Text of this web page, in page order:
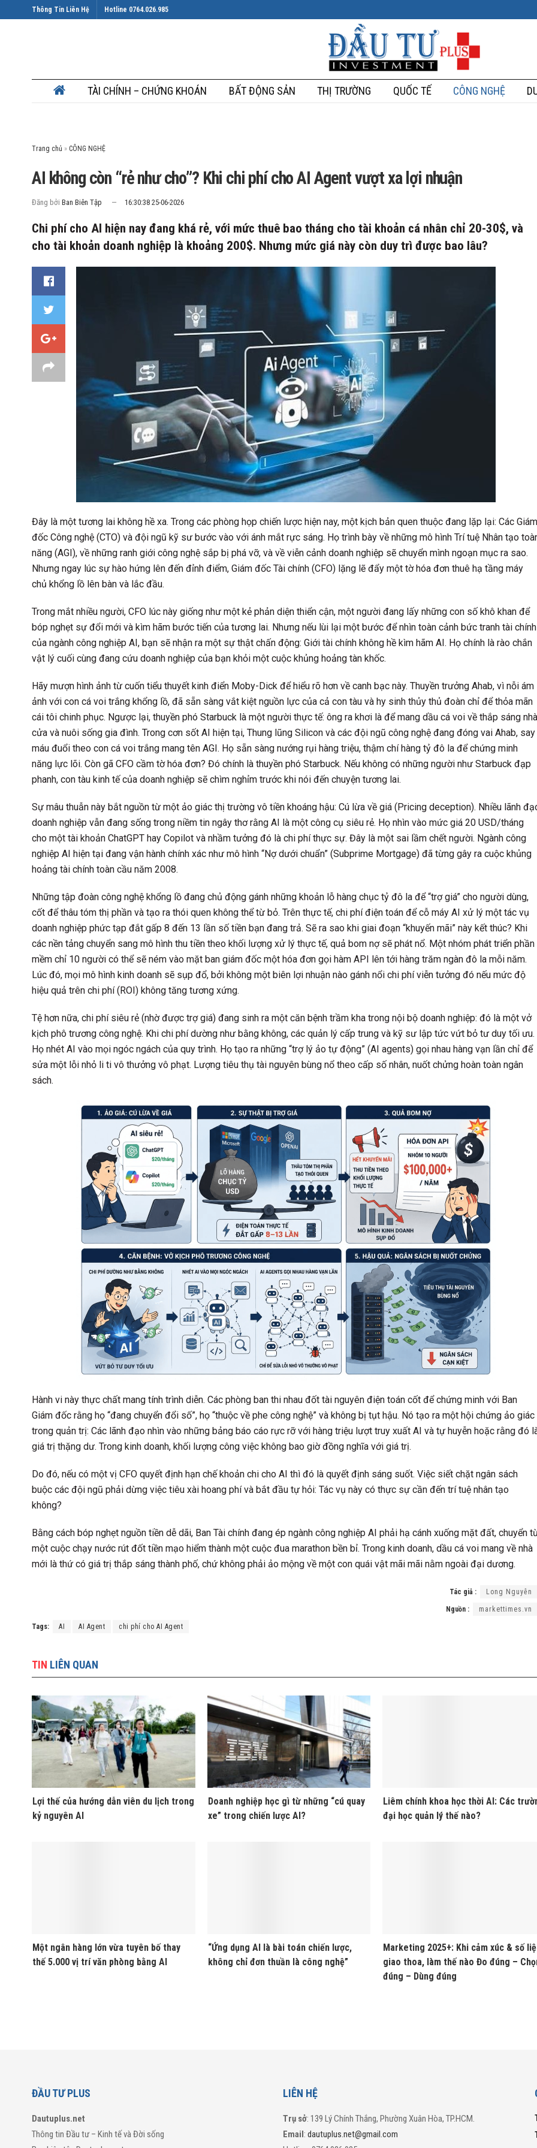
Thông Tin Liên Hệ Hotline 0764.026.985
TÀI CHÍNH – CHỨNG KHOÁN BẤT ĐỘNG SẢN THỊ TRƯỜNG QUỐC TẾ CÔNG NGHỆ
Trang chủ »
AI không còn “rẻ như cho”? Khi chi phí cho AI Agent vượt xa lợi nhuận
Đăng bởi Ban Biên Tập 16:30:38 25-06-2026
Chi phí cho AI hiện nay đang khá rẻ, với mức thuê bao tháng cho tài khoản cá nhân chỉ 20-30$, và
cho tài khoản doanh nghiệp là khoảng 200$. Nhưng mức giá này còn duy trì được bao lâu?
Đây là một tương lai không hề xa. Trong các phòng họp chiến lược hiện nay, một kịch bản quen thuộc đang lặp lại: Các Giám
đốc Công nghệ (CTO) và đội ngũ kỹ sư bước vào với ánh mắt rực sáng. Họ trình bày về những mô hình Trí tuệ Nhân tạo
năng (AGI), về những ranh giới công nghệ sắp bị phá vỡ, và về viễn cảnh doanh nghiệp sẽ chuyển mình ngoạn mục ra sao.
Nhưng ngay lúc sự hào hứng lên đến đỉnh điểm, Giám đốc Tài chính (CFO) lặng lẽ đẩy một tờ hóa đơn thuê hạ tầng máy
chủ khổng lồ lên bàn và lắc đầu.
Trong mắt nhiều người, CFO lúc này giống như một kẻ phản diện thiển cận, một người đang lấy những con số khô khan để
bóp nghẹt sự đổi mới và kìm hãm bước tiến của tương lai. Nhưng nếu lùi lại một bước để nhìn toàn cảnh bức tranh tài chính
của ngành công nghiệp AI, bạn sẽ nhận ra một sự thật chấn động: Giới tài chính không hề kìm hãm AI. Họ chính là rào chắn
vật lý cuối cùng đang cứu doanh nghiệp của bạn khỏi một cuộc khủng hoảng tàn khốc.
Hãy mượn hình ảnh từ cuốn tiểu thuyết kinh điển Moby-Dick để hiểu rõ hơn về canh bạc này. Thuyền trưởng Ahab, vì nỗi ám
ảnh với con cá voi trắng khổng lồ, đã sẵn sàng vắt kiệt nguồn lực của cả con tàu và hy sinh thủy thủ đoàn chỉ để thỏa mãn
cái tôi chinh phục. Ngược lại, thuyền phó Starbuck là một người thực tế: ông ra khơi là để mang dầu cá voi về thắp sáng nhà
cửa và nuôi sống gia đình. Trong cơn sốt AI hiện tại, Thung lũng Silicon và các đội ngũ công nghệ đang đóng vai Ahab, say
máu đuổi theo con cá voi trắng mang tên AGI. Họ sẵn sàng nướng rụi hàng triệu, thậm chí hàng tỷ đô la để chứng minh
năng lực lõi. Còn gã CFO cầm tờ hóa đơn? Đó chính là thuyền phó Starbuck. Nếu không có những người như Starbuck đạp
phanh, con tàu kinh tế của doanh nghiệp sẽ chìm nghỉm trước khi nói đến chuyện tương lai.
Sự mâu thuẫn này bắt nguồn từ một ảo giác thị trường vô tiền khoáng hậu: Cú lừa về giá (Pricing deception). Nhiều lãnh
doanh nghiệp vẫn đang sống trong niềm tin ngây thơ rằng AI là một công cụ siêu rẻ. Họ nhìn vào mức giá 20 USD/tháng
cho một tài khoản ChatGPT hay Copilot và nhầm tưởng đó là chi phí thực sự. Đây là một sai lầm chết người. Ngành công
nghiệp AI hiện tại đang vận hành chính xác như mô hình “Nợ dưới chuẩn” (Subprime Mortgage) đã từng gây ra cuộc khủng
hoảng tài chính toàn cầu năm 2008.
Những tập đoàn công nghệ khổng lồ đang chủ động gánh những khoản lỗ hàng chục tỷ đô la để “trợ giá” cho người dùng,
cốt để thâu tóm thị phần và tạo ra thói quen không thể từ bỏ. Trên thực tế, chi phí điện toán để cỗ máy AI xử lý một tác vụ
doanh nghiệp phức tạp đắt gấp 8 đến 13 lần số tiền bạn đang trả. Sẽ ra sao khi giai đoạn “khuyến mãi” này kết thúc? Khi
các nền tảng chuyển sang mô hình thu tiền theo khối lượng xử lý thực tế, quả bom nợ sẽ phát nổ. Một nhóm phát triển phần
mềm chỉ 10 người có thể sẽ ném vào mặt ban giám đốc một hóa đơn gọi hàm API lên tới hàng trăm ngàn đô la mỗi năm.
Lúc đó, mọi mô hình kinh doanh sẽ sụp đổ, bởi không một biên lợi nhuận nào gánh nổi chi phí viễn tưởng đó nếu mức độ
hiệu quả trên chi phí (ROI) không tăng tương xứng.
Tệ hơn nữa, chi phí siêu rẻ (nhờ được trợ giá) đang sinh ra một căn bệnh trầm kha trong nội bộ doanh nghiệp: đó là một vở
kịch phô trương công nghệ. Khi chi phí dường như bằng không, các quản lý cấp trung và kỹ sư lập tức vứt bỏ tư duy tối ưu.
Họ nhét AI vào mọi ngóc ngách của quy trình. Họ tạo ra những “trợ lý ảo tự động” (AI agents) gọi nhau hàng vạn lần chỉ để
sửa một lỗi nhỏ li ti vô thưởng vô phạt. Lượng tiêu thụ tài nguyên bùng nổ theo cấp số nhân, nuốt chửng hoàn toàn ngân
sách.
Hành vi này thực chất mang tính trình diễn. Các phòng ban thi nhau đốt tài nguyên điện toán cốt để chứng minh với Ban
Giám đốc rằng họ “đang chuyển đổi số”, họ “thuộc về phe công nghệ” và không bị tụt hậu. Nó tạo ra một hội chứng ảo giác
trong quản trị: Các lãnh đạo nhìn vào những bảng báo cáo rực rỡ với hàng triệu lượt truy xuất AI và tự huyễn hoặc rằng đó
giá trị thặng dư. Trong kinh doanh, khối lượng công việc không bao giờ đồng nghĩa với giá trị.
Do đó, nếu có một vị CFO quyết định hạn chế khoản chi cho AI thì đó là quyết định sáng suốt. Việc siết chặt ngân sách
buộc các đội ngũ phải dừng việc tiêu xài hoang phí và bắt đầu tự hỏi: Tác vụ này có thực sự cần đến trí tuệ nhân tạo
không?
Bằng cách bóp nghẹt nguồn tiền dễ dãi, Ban Tài chính đang ép ngành công nghiệp AI phải hạ cánh xuống mặt đất, chuyển
một cuộc chạy nước rút đốt tiền mạo hiểm thành một cuộc đua marathon bền bỉ. Trong kinh doanh, dầu cá voi mang về nhà
mới là thứ có giá trị thắp sáng thành phố, chứ không phải ảo mộng về một con quái vật mãi mãi nằm ngoài đại dương.
Tác giả : Long Nguyễn
Nguồn : markettimes.vn
Tags: AI AI Agent chi phí cho AI Agent
TIN LIÊN QUAN
Lợi thế của hướng dẫn viên du lịch trong
kỷ nguyên AI
Doanh nghiệp học gì từ những “cú quay
xe” trong chiến lược AI?
Liêm chính khoa học thời AI: Các
đại học quản lý thế nào?
Một ngân hàng lớn vừa tuyên bố thay
thế 5.000 vị trí văn phòng bằng AI
“Ứng dụng AI là bài toán chiến lược,
không chỉ đơn thuần là công nghệ”
Marketing 2025+: Khi cảm xúc & số
giao thoa, làm thế nào Đo đúng –
đúng – Dùng đúng
ĐẦU TƯ PLUS
Dautuplus.net
Thông tin Đầu tư – Kinh tế và Đời sống
LIÊN HỆ
Trụ sở: 139 Lý Chính Thắng, Phường Xuân Hòa, TP.HCM.
Email:dautuplus.net@gmail.com